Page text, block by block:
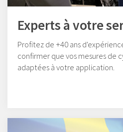
Experts à votre
Profitez de +40 ans
confirmer que vos mesures de
adaptées à votre application.